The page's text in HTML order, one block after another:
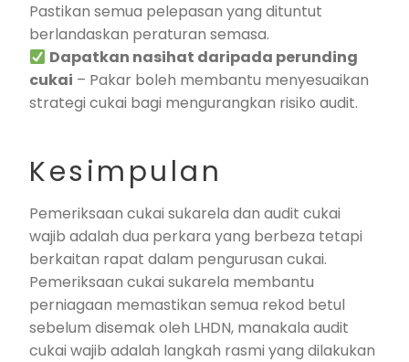
Pastikan semua pelepasan yang dituntut
berlandaskan peraturan semasa.
Dapatkan nasihat daripada perunding
cukai – Pakar boleh membantu menyesuaikan
strategi cukai bagi mengurangkan risiko audit.
Kesimpulan
Pemeriksaan cukai sukarela dan audit cukai
wajib adalah dua perkara yang berbeza tetapi
berkaitan rapat dalam pengurusan cukai.
Pemeriksaan cukai sukarela membantu
perniagaan memastikan semua rekod betul
sebelum disemak oleh LHDN, manakala audit
cukai wajib adalah langkah rasmi yang dilakukan